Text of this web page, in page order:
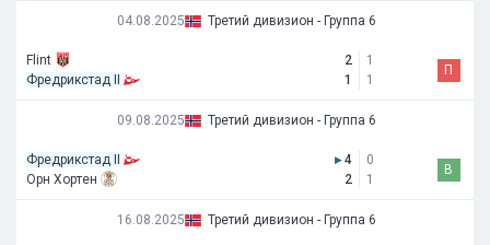
04.08.2025 Третий дивизион - Группа 6
Flint
Фредрикстад II
2
1
1
1
П
09.08.2025 Третий дивизион - Группа 6
Фредрикстад II
Орн Хортен
▸4
2
0
1
В
16.08.2025 Третий дивизион - Группа 6